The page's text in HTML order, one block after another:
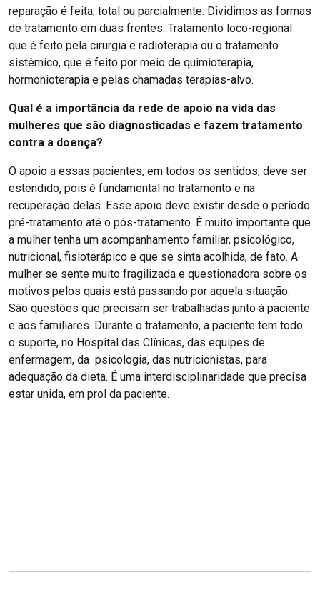
reparação é feita, total ou parcialmente. Dividimos as formas
de tratamento em duas frentes: Tratamento loco-regional
que é feito pela cirurgia e radioterapia ou o tratamento
sistêmico, que é feito por meio de quimioterapia,
hormonioterapia e pelas chamadas terapias-alvo.
Qual é a importância da rede de apoio na vida das
mulheres que são diagnosticadas e fazem tratamento
contra a doença?
O apoio a essas pacientes, em todos os sentidos, deve ser
estendido, pois é fundamental no tratamento e na
recuperação delas. Esse apoio deve existir desde o período
pré-tratamento até o pós-tratamento. É muito importante que
a mulher tenha um acompanhamento familiar, psicológico,
nutricional, fisioterápico e que se sinta acolhida, de fato. A
mulher se sente muito fragilizada e questionadora sobre os
motivos pelos quais está passando por aquela situação.
São questões que precisam ser trabalhadas junto à paciente
e aos familiares. Durante o tratamento, a paciente tem todo
o suporte, no Hospital das Clínicas, das equipes de
enfermagem, da psicologia, das nutricionistas, para
adequação da dieta. É uma interdisciplinaridade que precisa
estar unida, em prol da paciente.